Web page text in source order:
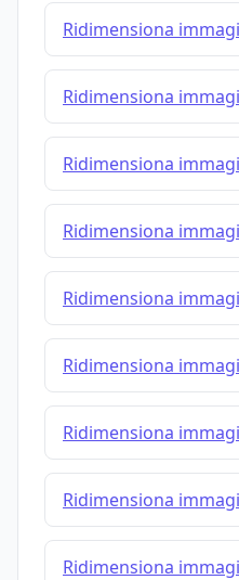
Ridimensiona
Ridimensiona
Ridimensiona
Ridimensiona
Ridimensiona
Ridimensiona
Ridimensiona
Ridimensiona
Ridimensiona